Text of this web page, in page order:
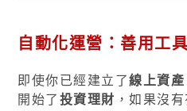
自動化運營：善用工
即使你已經建立了線上資產
開始了投資理財 ，如果沒